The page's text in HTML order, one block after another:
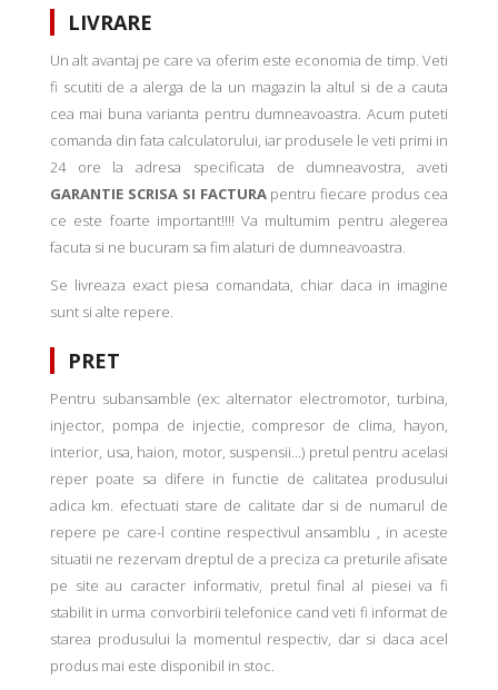
LIVRARE
Un alt avantaj pe care va oferim este economia de timp. Veti
fi scutiti de a alerga de la un magazin la altul si de a cauta
cea mai buna varianta pentru dumneavoastra. Acum puteti
comanda din fata calculatorului, iar produsele le veti primi in
24 ore la adresa specificata de dumneavostra, aveti
GARANTIE SCRISA SI FACTURApentru fiecare produs cea
ce este foarte important!!!! Va multumim pentru alegerea
facuta si ne bucuram sa fim alaturi de dumneavoastra.
Se livreaza exact piesa comandata, chiar daca in imagine
sunt si alte repere.
PRET
Pentru subansamble (ex: alternator electromotor, turbina,
injector, pompa de injectie, compresor de clima, hayon,
interior, usa, haion, motor, suspensii...) pretul pentru acelasi
reper poate sa difere in functie de calitatea produsului
adica km. efectuati stare de calitate dar si de numarul de
repere pe care-l contine respectivul ansamblu , in aceste
situatii ne rezervam dreptul de a preciza ca preturile afisate
pe site au caracter informativ, pretul final al piesei va fi
stabilit in urma convorbirii telefonice cand veti fi informat de
starea produsului la momentul respectiv, dar si daca acel
produs mai este disponibil in stoc.